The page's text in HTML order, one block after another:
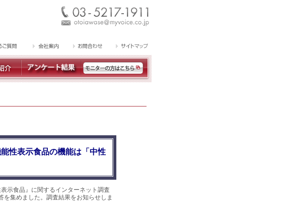
性表示食品の機能は「中性
示食品』に関するインターネット調査
集めました。調査結果をお知らせしま